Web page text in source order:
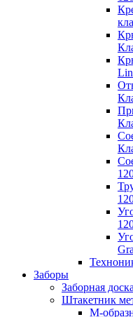
Заборы
Заборная
Штакетник
М-